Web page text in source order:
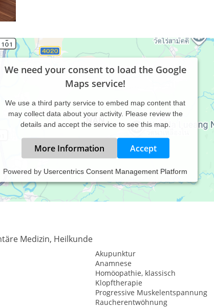
We need your consent to load the Google
Maps service!
We use a third party service to embed map content that
may collect data about your activity. Please review the
details and accept the service to see this map.
More Information Accept
Powered by Usercentrics Consent Management Platform
Medizin, Heilkunde
Akupunktur
Anamnese
Homöopathie, klassisch
Klopftherapie
Progressive Muskelentspannung
Raucherentwöhnung